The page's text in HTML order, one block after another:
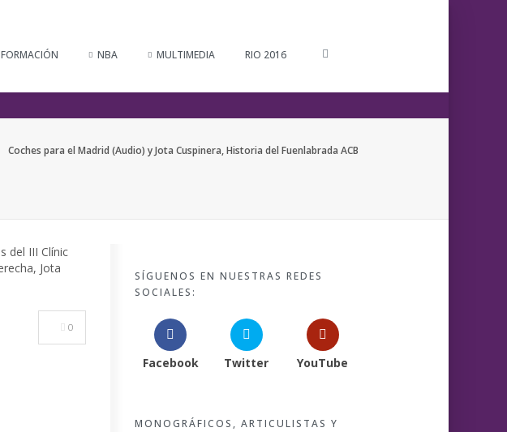
FORMACIÓN NBA MULTIMEDIA RIO 2016
Coches para el Madrid (Audio) y Jota Cuspinera, Historia del Fuenlabrada ACB
0
SÍGUENOS EN NUESTRAS REDES
SOCIALES:
Facebook Twitter YouTube
MONOGRÁFICOS, ARTICULISTAS Y